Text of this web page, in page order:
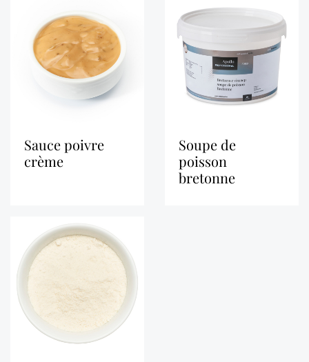
sauce poivre
crème
soupe de
poisson
bretonne